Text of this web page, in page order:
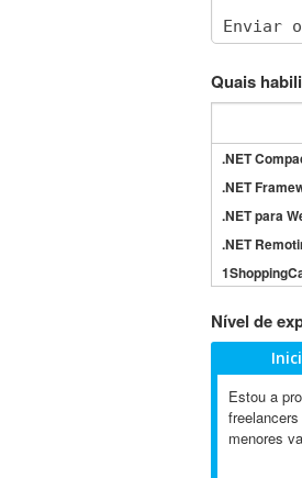
Quais
.NET
.NET
.NET para
.NET
3GSM
4D
802.11
A&P
A-GPS
Nível de
Estou a
menores